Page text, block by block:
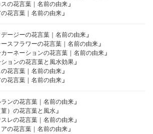
の花言葉｜名前の由来 」
花言葉｜名前の由来 」
ージーの花言葉｜名前の由来 」
スフラワーの花言葉｜名前の由来 」
ーネーションの花言葉｜名前の由来 」
ョンの花言葉と風水効果 」
花言葉｜名前の由来 」
花言葉｜名前の由来 」
ンの花言葉｜名前の由来 」
）の花言葉と風水 」
スレの花言葉｜名前の由来 」
の花言葉｜名前の由来 」